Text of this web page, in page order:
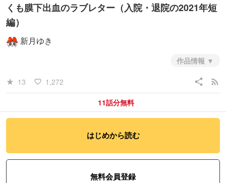
くも膜下出血のラブレター（入院・退院の2021年短
編）
新月ゆき
#ノンフィクション・エッセイ
#日常系
作品情報
star_rate 13 favorite_border 1,272 share rss_feed
11話分無料
はじめから読む
無料会員登録